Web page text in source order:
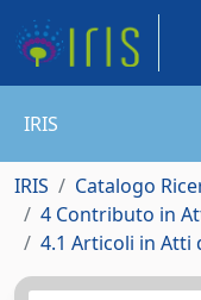
IRIS
IRIS
Catalogo
4 Contributo in
4.1 Articoli in Atti